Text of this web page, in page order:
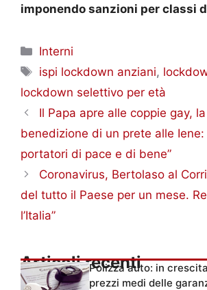
imponendo sanzioni per classi
Categorie
Interni
Tag
ispi lockdown anziani,
lockdown selettivo per età
Il Papa apre alle coppie gay,
benedizione di un prete alle Iene:
portatori di pace e di bene”
Coronavirus, Bertolaso al
del tutto il Paese per un mese.
l’Italia”
Articoli recenti
Polizza auto: in
prezzi medi delle